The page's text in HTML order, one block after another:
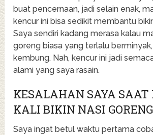
buat pencernaan, jadi selain enak,
kencur ini bisa sedikit membantu
Saya sendiri kadang merasa kalau
goreng biasa yang terlalu
kembung. Nah, kencur ini jadi
alami yang saya rasain.
KESALAHAN SAYA SAAT
KALI BIKIN NASI
Saya ingat betul waktu pertama